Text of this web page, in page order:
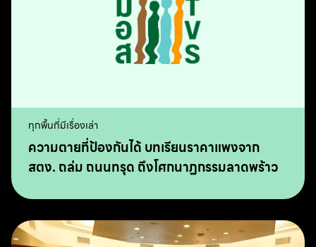
ทุกพื้นที่มีเรื่องเล่า
ความตายที่ป้องกันได้ บทเรียนราคาแพงจาก
สตง. ถล่ม ถนนทรุด ถึงโศกนาฏกรรมลาดพร้าว